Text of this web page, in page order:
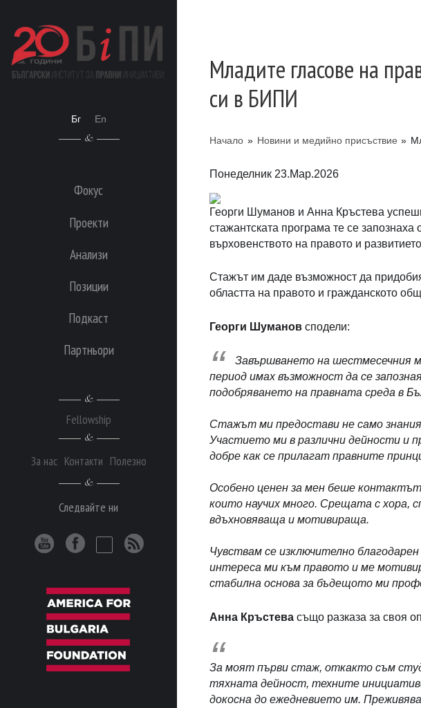
Бг En
Младите гласове на
си в БИПИ
Начало » Новини и медийно присъствие »
Понеделник 23.Мар.2026
Георги Шуманов и Анна Кръстева
стажантската програма те се запознаха
върховенството на правото и
Стажът им даде възможност да
областта на правото и гражданското
Георги Шуманов сподели:
Завършването на шестмесечния
период имах възможност да се
подобряването на правната среда в
Стажът ми предостави не само
Участието ми в различни дейности и
добре как се прилагат правните
Особено ценен за мен беше
които научих много. Срещата с хора,
вдъхновяваща и мотивираща.
Чувствам се изключително
интереса ми към правото и ме
стабилна основа за бъдещото ми
Анна Кръстева също разказа за своя
За моят първи стаж, откакто съм
тяхната дейност, техните
докосна до ежедневието им.
Фокус
Проекти
Анализи
Позиции
Подкаст
Партньори
Fellowship
За нас Контакти Полезно
Следвайте ни